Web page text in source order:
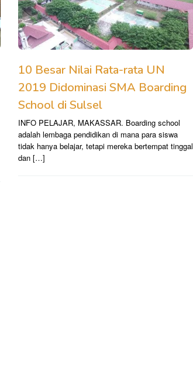
10 Besar Nilai Rata-rata UN
2019 Didominasi SMA Boarding
School di Sulsel
INFO PELAJAR, MAKASSAR. Boarding school
adalah lembaga pendidikan di mana para siswa
tidak hanya belajar, tetapi mereka bertempat tinggal
dan […]